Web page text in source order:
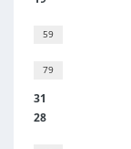
59
79
31
28